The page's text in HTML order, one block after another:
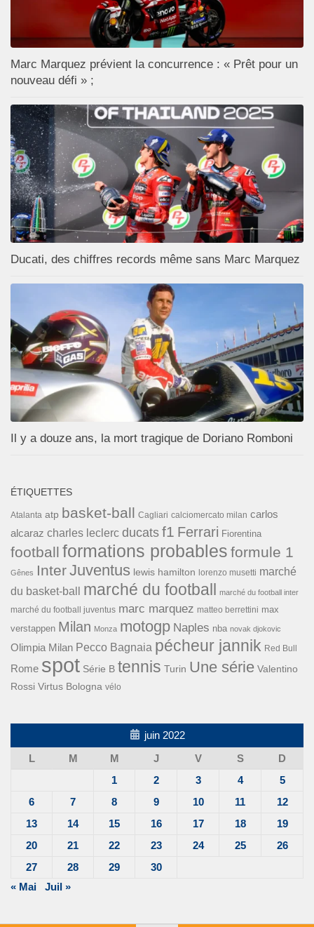
Marc Marquez prévient la concurrence : « Prêt pour un
nouveau défi » ;
Ducati, des chiffres records même sans Marc Marquez
Il y a douze ans, la mort tragique de Doriano Romboni
ÉTIQUETTES
Atalanta atp basket-ball Cagliari calciomercato milan carlos
alcaraz charles leclerc ducats f1 Ferrari Fiorentina
football formations probables formule 1
Gênes InterJuventus lewis hamilton lorenzo musetti marché
du basket-ball
marché du football marché du football inter
marché du football juventus marc marquez matteo berrettini max
verstappen Milan Monza motogp Naples nba novak djokovic
Olimpia Milan Pecco Bagnaia pécheur jannik Red Bull
Rome spot Série B tennis Turin Une série Valentino
Rossi Virtus Bologna vélo
juin 2022
L
M M J V S
D
1
2 3 4
5
6
7 8 9 10 11
12
13
14 15 16 17 18
19
20
21 22 23 24 25
26
27
28 29
30
« Mai
Juil »